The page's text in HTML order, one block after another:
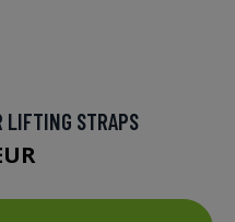
LIFTING STRAPS